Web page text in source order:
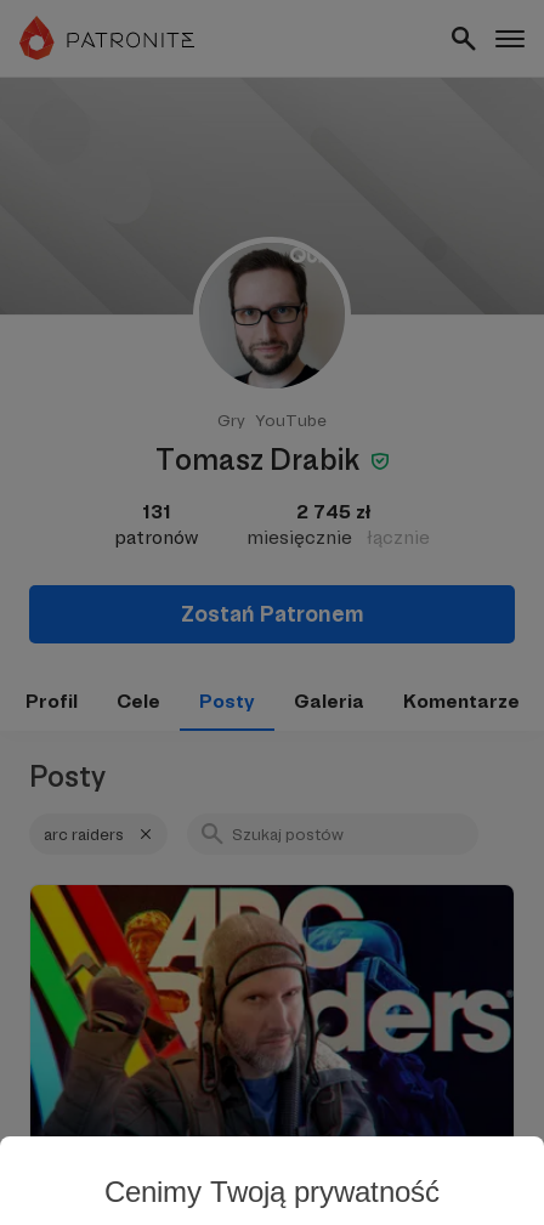
Cenimy Twoją prywatność
Gry YouTube
Tomasz Drabik
131
patronów
2 745 zł
miesięcznie
łącznie
Zostań Patronem
Profil Cele Posty Galeria Komentarze
Posty
arc raiders
Early quazcess - ARC Raiders jako gra dla